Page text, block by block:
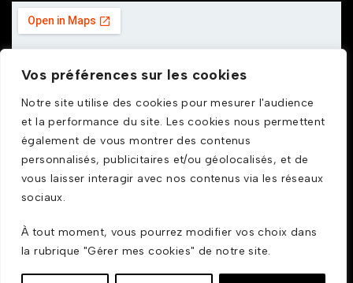
Vos préférences sur les cookies
Notre site utilise des cookies pour mesurer l'audience
et la performance du site. Les cookies nous permettent
également de vous montrer des contenus
personnalisés, publicitaires et/ou géolocalisés, et de
vous laisser interagir avec nos contenus via les réseaux
sociaux.
À tout moment, vous pourrez modifier vos choix dans
la rubrique "Gérer mes cookies" de notre site.